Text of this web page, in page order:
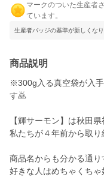
マークのついた生産者
ています。
生産者バッジの基準が新しくなり
商品説明
※300g入る真空袋が入
す🙇
【輝サーモン】は秋田
私たちが４年前から取
商品名からも分かる通
好きな人はめちゃくち